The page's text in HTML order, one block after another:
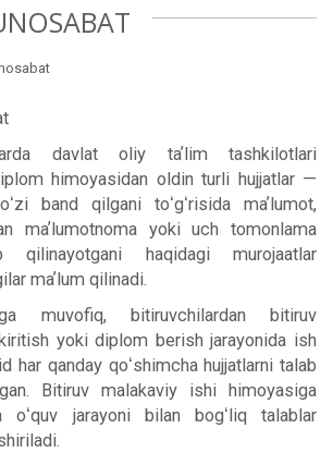
davlat oliy taʼlim tashkilotlari
himoyasidan oldin turli hujjatlar —
band qilgani toʻgʻrisida maʼlumot,
maʼlumotnoma yoki uch tomonlama
qilinayotgani haqidagi murojaatlar
maʼlum qilinadi.
muvofiq, bitiruvchilardan bitiruv
yoki diplom berish jarayonida ish
har qanday qoʻshimcha hujjatlarni talab
Bitiruv malakaviy ishi himoyasiga
oʻquv jarayoni bilan bogʻliq talablar